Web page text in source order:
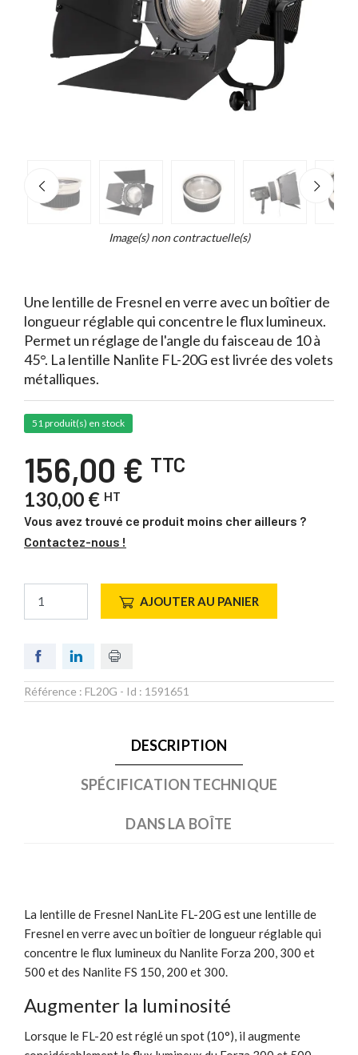
Image(s) non contractuelle(s)
Une lentille de Fresnel en verre avec un boîtier de
longueur réglable qui concentre le flux lumineux.
Permet un réglage de l'angle du faisceau de 10 à
45°. La lentille Nanlite FL-20G est livrée des volets
métalliques.
51 produit(s) en stock
156,00 € TTC
130,00 € HT
Vous avez trouvé ce produit moins cher ailleurs ?
Contactez-nous !
AJOUTER AU PANIER
Référence : FL20G - Id : 1591651
DESCRIPTION
SPÉCIFICATION TECHNIQUE
DANS LA BOÎTE
La lentille de Fresnel NanLite FL-20G est une lentille de
Fresnel en verre avec un boîtier de longueur réglable qui
concentre le flux lumineux du Nanlite Forza 200, 300 et
500 et des Nanlite FS 150, 200 et 300.
Augmenter la luminosité
Lorsque le FL-20 est réglé un spot (10°), il augmente